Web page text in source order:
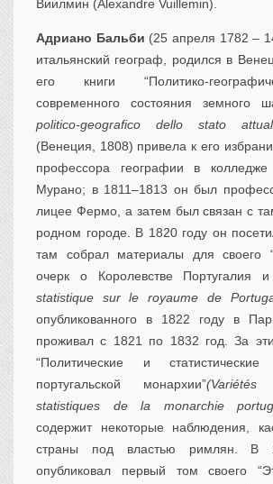
Виилмин (Alexandre Vuillemin).
Адриано Бальби (25 апреля 1782 –
итальянский географ, родился в
его книги “Политико-
современного состояния земного
politico-geografico dello stato
(Венеция, 1808) привела к его
профессора географии в
Мурано; в 1811–1813 он был
лицее Фермо, а затем был связан с
родном городе. В 1820 году он
там собрал материалы для своего
очерк о Королевстве Португалия и
statistique sur le royaume de
опубликованного в 1822 году в
проживал с 1821 по 1832 год. За
“Политические и статистические
португальской монархии”
statistiques de la monarchie
содержит некоторые наблюдения,
страны под властью римлян. В
опубликовал первый том своего